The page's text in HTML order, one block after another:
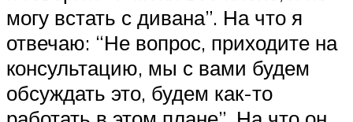
могу встать с дивана”. На что я
отвечаю: “Не вопрос, приходите на
консультацию, мы с вами будем
обсуждать это, будем как-то